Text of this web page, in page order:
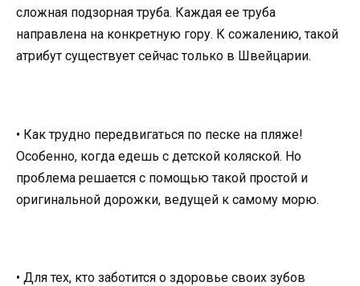
сложная подзорная труба. Каждая ее труба
направлена ​​на конкретную гору. К сожалению, такой
атрибут существует сейчас только в Швейцарии.
• Как трудно передвигаться по песке на пляже!
Особенно, когда едешь с детской коляской. Но
проблема решается с помощью такой простой и
оригинальной дорожки, ведущей к самому морю.
• Для тех, кто заботится о здоровье своих зубов